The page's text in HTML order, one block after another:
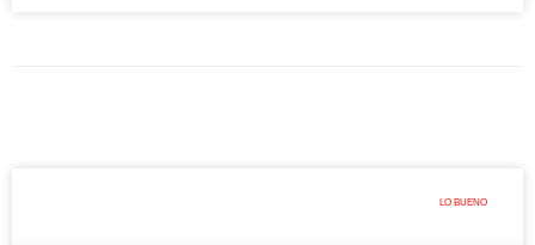
LO BUENO